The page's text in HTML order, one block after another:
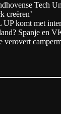
Tech
creëren’
komt met
Spanje en
verovert